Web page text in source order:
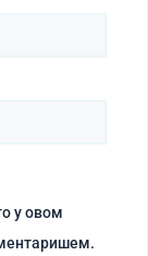
у овом